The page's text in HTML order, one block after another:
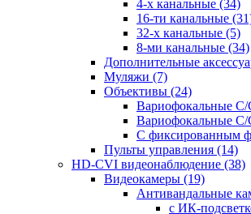
4-х канальные (34)
16-ти канальные
32-х канальные (5)
8-ми канальные (34)
Дополнительные
Муляжи (7)
Объективы (24)
Вариофокальные C/
Вариофокальные C/
С фиксированным
Пульты управления (14)
HD-CVI видеонаблюдение (38)
Видеокамеры (19)
Антивандальные
с ИК-